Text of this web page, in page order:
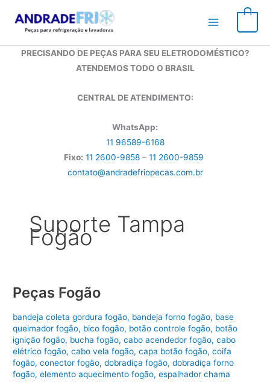
para
conteúdo
PRECISANDO DE PEÇAS PARA SEU ELETRODOMÉSTICO?
ATENDEMOS TODO O BRASIL
CENTRAL DE ATENDIMENTO:
WhatsApp:
11 96589-6168
Fixo: 11 2600-9858 – 11 2600-9859
contato@andradefriopecas.com.br
Suporte Tampa
Fogão
Peças Fogão
bandeja coleta gordura fogão, bandeja forno fogão, base
queimador fogão, bico fogão, botão controle fogão, botão
ignição fogão, bucha fogão,cabo acendedor fogão,cabo
elétrico fogão,cabo vela fogão,capa botão fogão,coifa
fogão,conector fogão,dobradiça fogão,dobradiça forno
fogão,elemento aquecimento fogão,espalhador chama